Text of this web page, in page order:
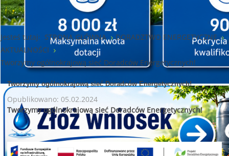
Jesteś tutaj: STRONA GŁÓWNA
DORADZTWO ENERGETYCZNE
AKTUALNOŚCI
Tworzymy ogólnokrajową sieć Doradców Energetycznych!
Tworzymy ogólnokrajową sieć Doradców Energetycznych!
Opublikowano: 05.02.2024
Tworzymy ogólnokrajową sieć Doradców Energetycznych!